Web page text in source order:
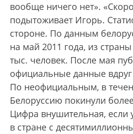
вообще ничего нет».
подытоживает Игорь.
стороне. По данным
на май 2011 года, из
тыс. человек. После мая
официальные данные
По неофициальным, в
Белоруссию покинули
Цифра внушительная, если
в стране с